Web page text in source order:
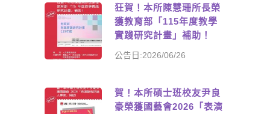
狂賀！本所陳慧珊所長榮
獲教育部「115年度教學
實踐研究計畫」補助！
公告日:2026/06/26
賀！本所碩士班校友尹良
豪榮獲國藝會2026「表演